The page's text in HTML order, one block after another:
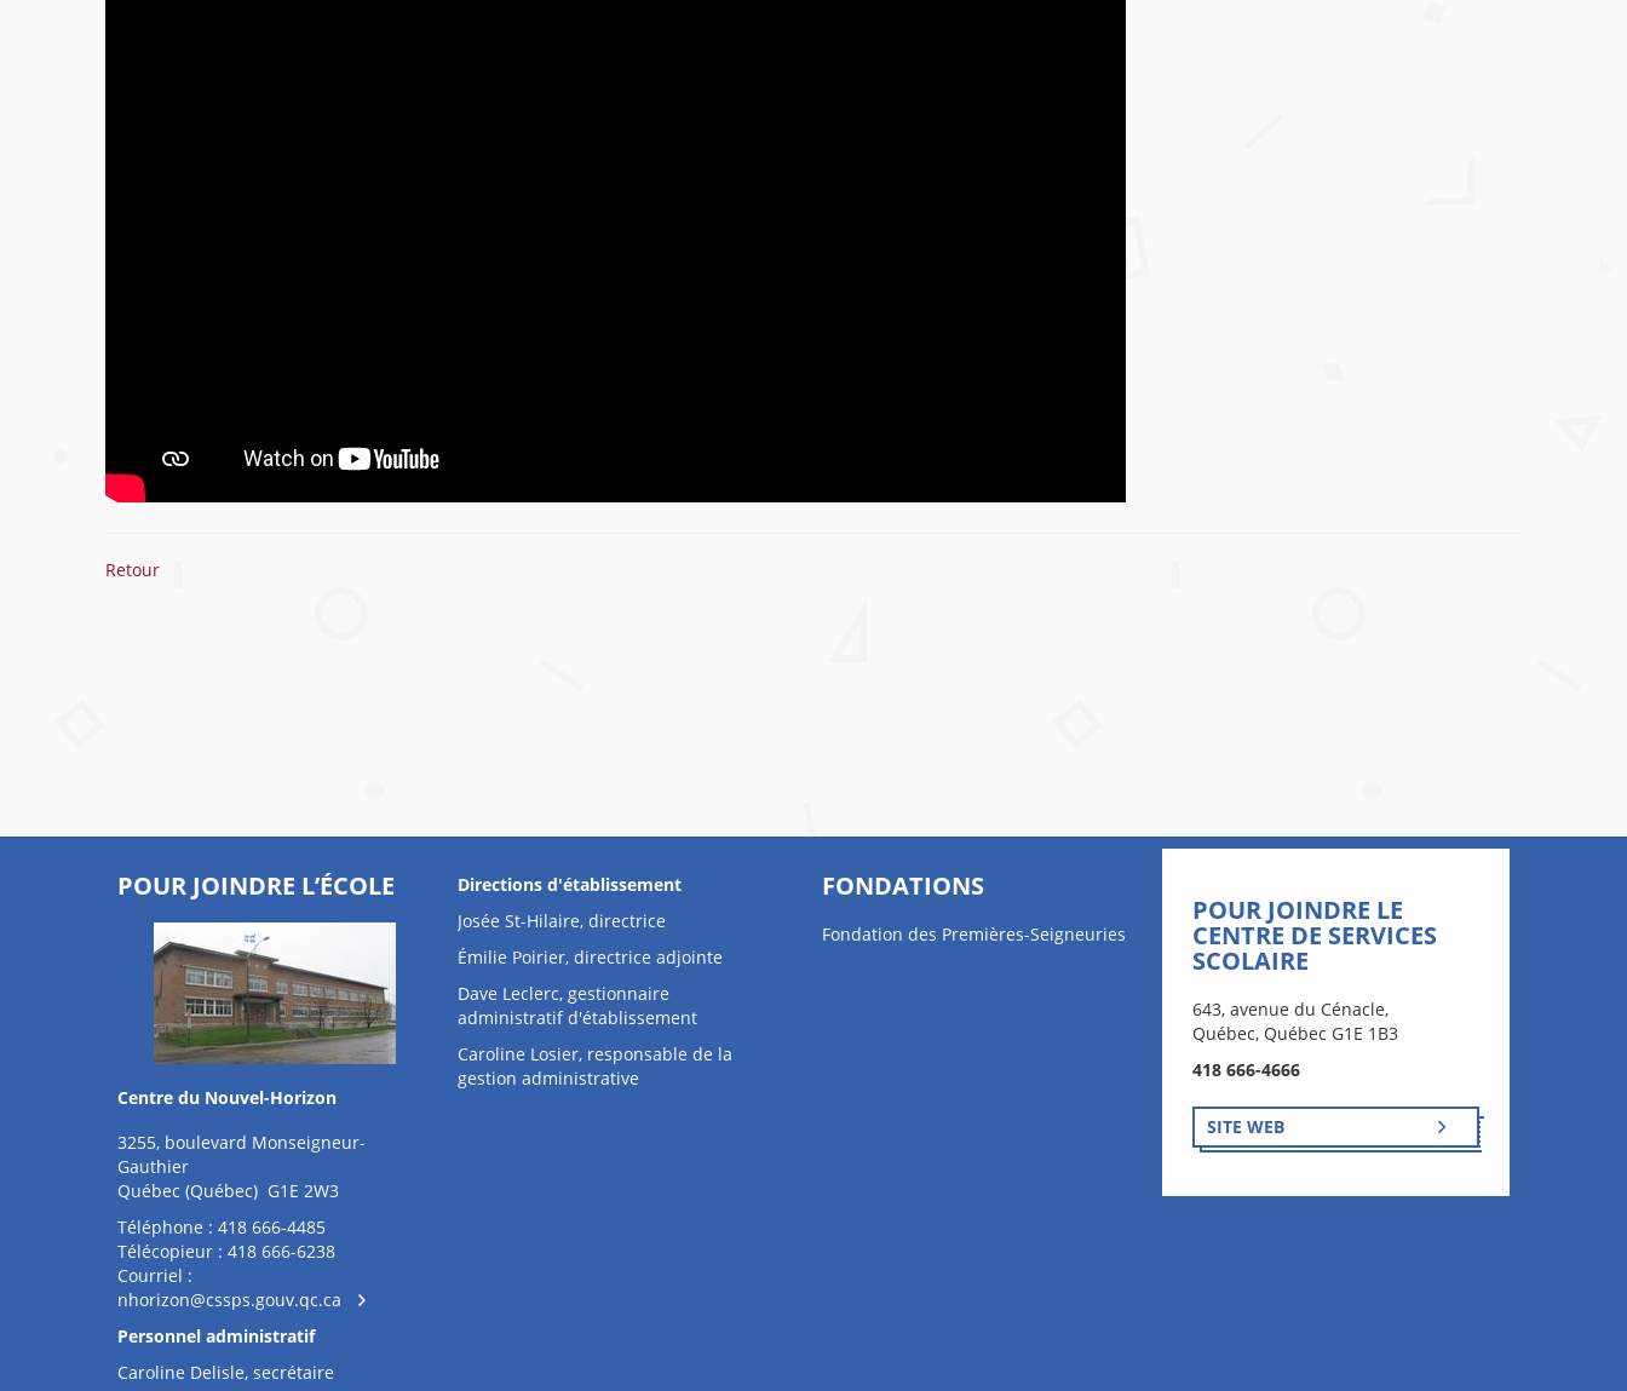
Retour
POUR JOINDRE L’ÉCOLE
Centre du Nouvel-Horizon
3255, boulevard Monseigneur-
Gauthier
Québec (Québec) G1E 2W3
Téléphone : 418 666-4485
Télécopieur : 418 666-6238
Courriel :
nhorizon@cssps.gouv.qc.ca
Personnel administratif
Caroline Delisle, secrétaire
Directions d'établissement
Josée St-Hilaire, directrice
Émilie Poirier, directrice adjointe
Dave Leclerc, gestionnaire
administratif d'établissement
Caroline Losier, responsable de la
gestion administrative
FONDATIONS
Fondation des Premières-Seigneuries
POUR JOINDRE LE
CENTRE DE SERVICES
SCOLAIRE
643, avenue du Cénacle,
Québec, Québec G1E 1B3
418 666-4666
SITE WEB